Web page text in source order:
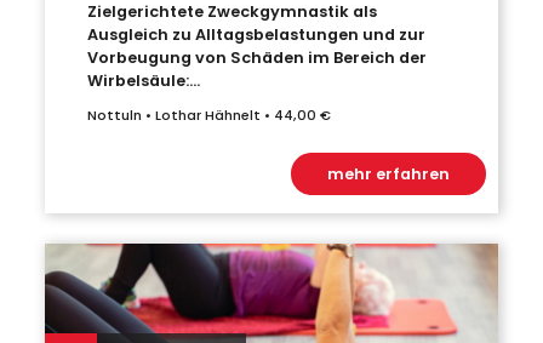
Zielgerichtete Zweckgymnastik als
Ausgleich zu Alltagsbelastungen und zur
Vorbeugung von Schäden im Bereich der
Wirbelsäule:...
Nottuln • Lothar Hähnelt • 44,00 €
mehr erfahren